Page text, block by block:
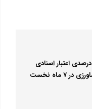
رشد ۲۰۸ درصدی اعتبار اسنادی
بانک کشاورزی در ۷ ماه نخست